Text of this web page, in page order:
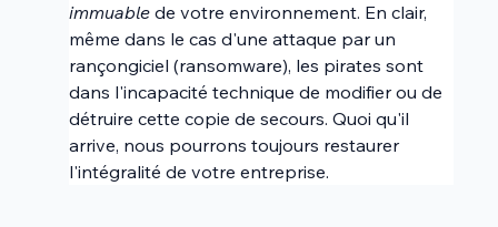
immuable de votre environnement. En clair,
même dans le cas d'une attaque par un
rançongiciel (ransomware), les pirates sont
dans l'incapacité technique de modifier ou de
détruire cette copie de secours. Quoi qu'il
arrive, nous pourrons toujours restaurer
l'intégralité de votre entreprise.